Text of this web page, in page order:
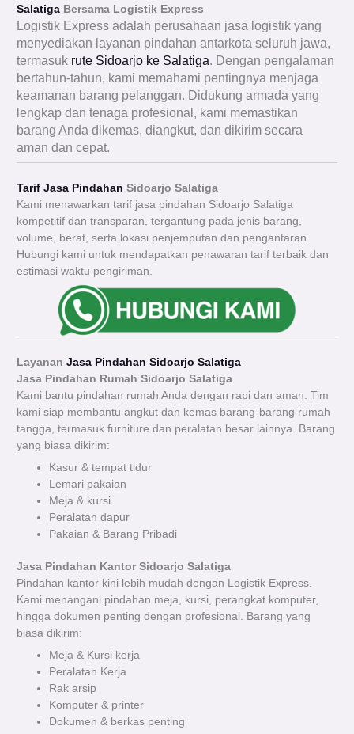
Salatiga Bersama Logistik Express
Logistik Express adalah perusahaan jasa logistik yang
menyediakan layanan pindahan antarkota seluruh jawa,
termasuk rute Sidoarjo ke Salatiga. Dengan pengalaman
bertahun-tahun, kami memahami pentingnya menjaga
keamanan barang pelanggan. Didukung armada yang
lengkap dan tenaga profesional, kami memastikan
barang Anda dikemas, diangkut, dan dikirim secara
aman dan cepat.
Tarif Jasa Pindahan Sidoarjo Salatiga
Kami menawarkan tarif jasa pindahan Sidoarjo Salatiga
kompetitif dan transparan, tergantung pada jenis barang,
volume, berat, serta lokasi penjemputan dan pengantaran.
Hubungi kami untuk mendapatkan penawaran tarif terbaik dan
estimasi waktu pengiriman.
LayananJasa Pindahan Sidoarjo Salatiga
Jasa Pindahan Rumah SidoarjoSalatiga
Kami bantu pindahan rumah Anda dengan rapi dan aman. Tim
kami siap membantu angkut dan kemas barang-barang rumah
tangga, termasuk furniture dan peralatan besar lainnya. Barang
yang biasa dikirim:
Kasur & tempat tidur
Lemari pakaian
Meja & kursi
Peralatan dapur
Pakaian & Barang Pribadi
Jasa Pindahan Kantor Sidoarjo Salatiga
Pindahan kantor kini lebih mudah dengan Logistik Express.
Kami menangani pindahan meja, kursi, perangkat komputer,
hingga dokumen penting dengan profesional. Barang yang
biasa dikirim:
Meja & Kursi kerja
Peralatan Kerja
Rak arsip
Komputer & printer
Dokumen & berkas penting